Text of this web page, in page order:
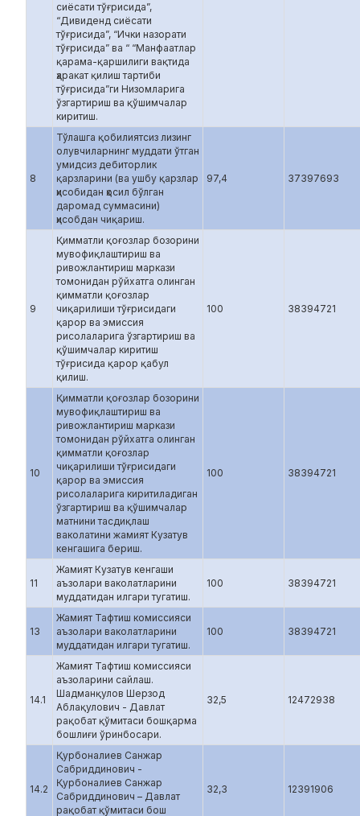
сиёсати тўғрисида”,
“Дивиденд сиёсати
тўғрисида”, “Ички назорати
тўғрисида” ва “ “Манфаатлар
қарама-қаршилиги вақтида
ҳаракат қилиш тартиби
тўғрисида”ги Низомларига
ўзгартириш ва қўшимчалар
киритиш.
8
Тўлашга қобилиятсиз лизинг
олувчиларнинг муддати ўтган
умидсиз дебиторлик
қарзларини (ва ушбу қарзлар
ҳисобидан ҳосил бўлган
даромад суммасини)
ҳисобдан чиқариш.
97,4 37397693
9
Қимматли қоғозлар бозорини
мувофиқлаштириш ва
ривожлантириш маркази
томонидан рўйхатга олинган
қимматли қоғозлар
чиқарилиши тўғрисидаги
қарор ва эмиссия
рисолаларига ўзгартириш ва
қўшимчалар киритиш
тўғрисида қарор қабул
қилиш.
100 38394721
10
Қимматли қоғозлар бозорини
мувофиқлаштириш ва
ривожлантириш маркази
томонидан рўйхатга олинган
қимматли қоғозлар
чиқарилиши тўғрисидаги
қарор ва эмиссия
рисолаларига киритиладиган
ўзгартириш ва қўшимчалар
матнини тасдиқлаш
ваколатини жамият Кузатув
кенгашига бериш.
100 38394721
11
Жамият Кузатув кенгаши
аъзолари ваколатларини
муддатидан илгари тугатиш.
100 38394721
13
Жамият Тафтиш комиссияси
аъзолари ваколатларини
муддатидан илгари тугатиш.
100 38394721
14.1
Жамият Тафтиш комиссияси
аъзоларини сайлаш.
Шадманқулов Шерзод
Аблақулович - Давлат
рақобат қўмитаси бошқарма
бошлиғи ўринбосари.
32,5 12472938
14.2
Қурбоналиев Санжар
Сабриддинович -
Қурбоналиев Санжар
Сабриддинович – Давлат
рақобат қўмитаси бош
32,3 12391906